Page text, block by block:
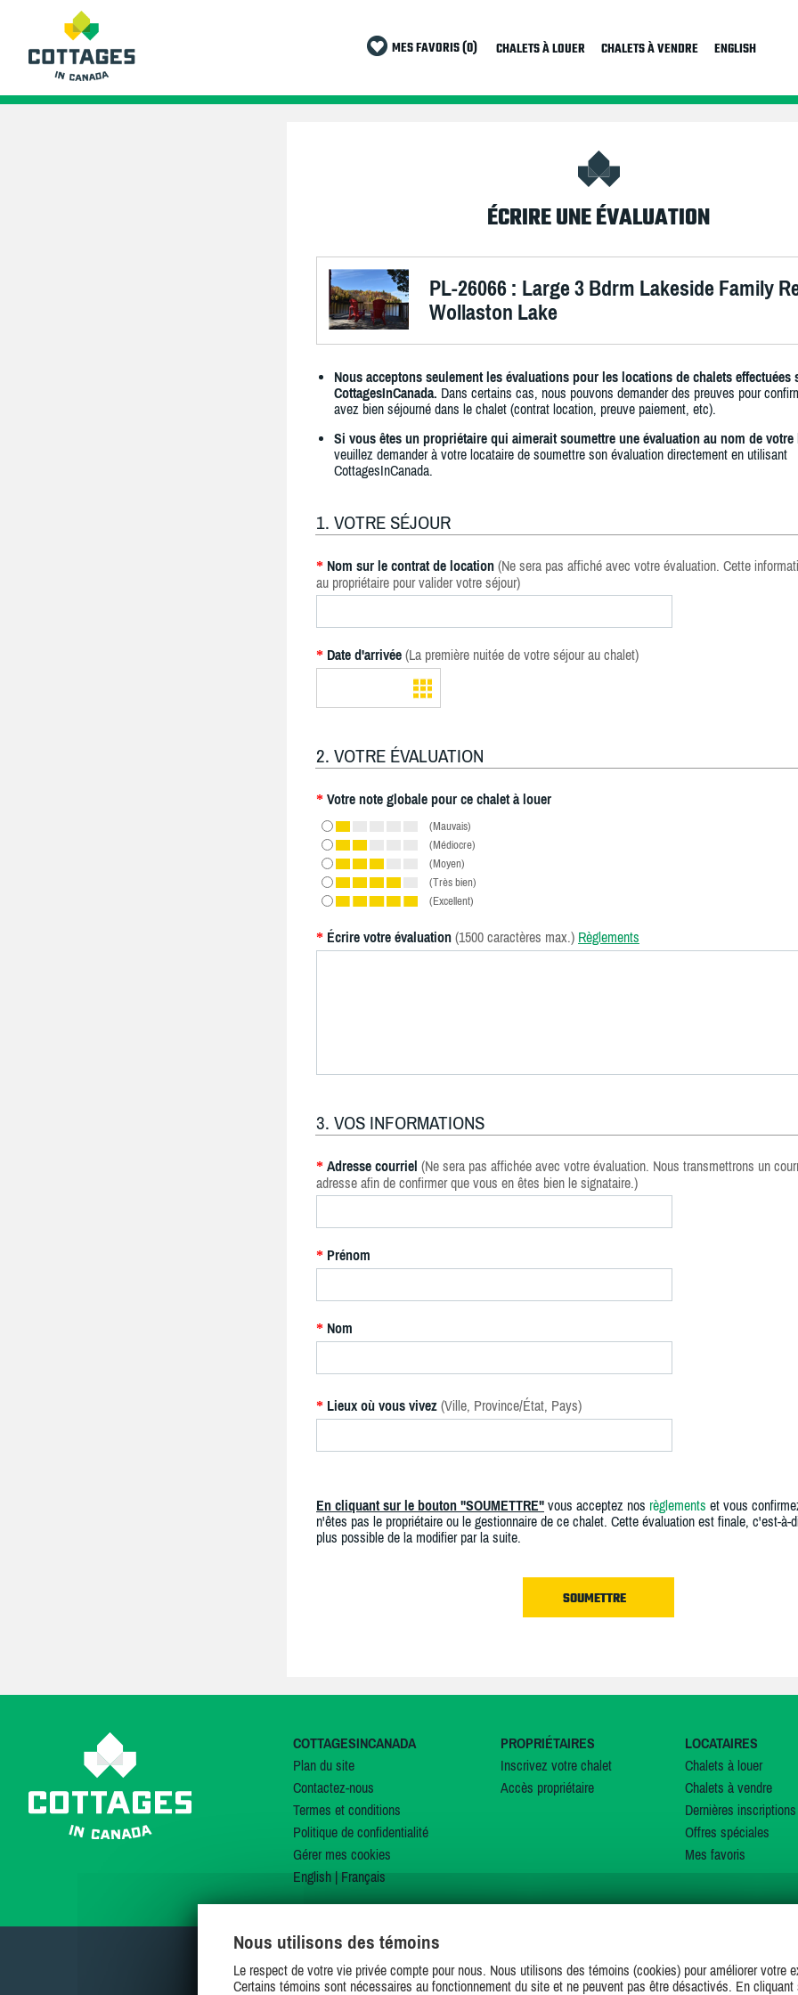
MES FAVORIS (0) CHALETS À LOUER CHALETS À VENDRE ENGLISH
ÉCRIRE UNE ÉVALUATION
PL-26066 : Large 3 Bdrm Lakeside Family
Wollaston Lake
Nous acceptons seulement les évaluations pour les locations de chalets effectuées
CottagesInCanada. Dans certains cas, nous pouvons demander des preuves pour
avez bien séjourné dans le chalet (contrat location, preuve paiement, etc).
Si vous êtes un propriétaire qui aimerait soumettre une évaluation au nom de votre
veuillez demander à votre locataire de soumettre son évaluation directement en utilisant
CottagesInCanada.
1. VOTRE SÉJOUR
* Nom sur le contrat de location (Ne sera pas affiché avec votre évaluation. Cette
au propriétaire pour valider votre séjour)
* Date d'arrivée (La première nuitée de votre séjour au chalet)
2. VOTRE ÉVALUATION
* Votre note globale pour ce chalet à louer
(Mauvais)
(Médiocre)
(Moyen)
(Très bien)
(Excellent)
* Écrire votre évaluation (1500 caractères max.) Règlements
3. VOS INFORMATIONS
* Adresse courriel (Ne sera pas affichée avec votre évaluation. Nous transmettrons un
adresse afin de confirmer que vous en êtes bien le signataire.)
* Prénom
* Nom
* Lieux où vous vivez (Ville, Province/État, Pays)
En cliquant sur le bouton "SOUMETTRE" vous acceptez nos règlements et vous
n'êtes pas le propriétaire ou le gestionnaire de ce chalet. Cette évaluation est finale, c'est-à-
plus possible de la modifier par la suite.
COTTAGESINCANADA
Plan du site
Contactez-nous
Termes et conditions
Politique de confidentialité
Gérer mes cookies
English| Français
PROPRIÉTAIRES
Inscrivez votre chalet
Accès propriétaire
LOCATAIRES
Chalets à louer
Chalets à vendre
Dernières inscriptions
Offres spéciales
Mes favoris
SUIVEZ-NOUS SUR
Nous utilisons des témoins
Le respect de votre vie privée compte pour nous. Nous utilisons des témoins (cookies) pour améliorer votre
Certains témoins sont nécessaires au fonctionnement du site et ne peuvent pas être désactivés. En